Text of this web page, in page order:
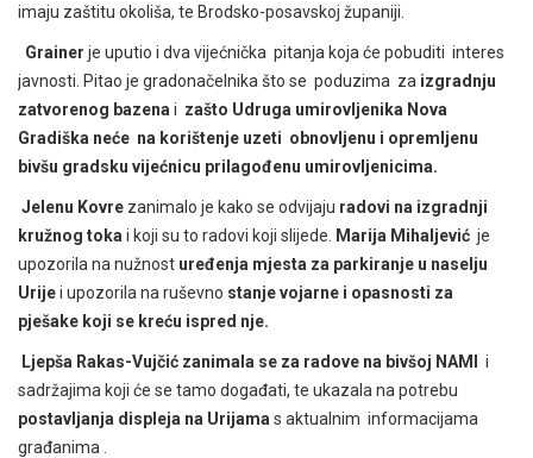
imaju zaštitu okoliša, te Brodsko-posavskoj županiji.
Grainer je uputio i dva vijećnička pitanja koja će pobuditi interes
javnosti. Pitao je gradonačelnika što se poduzima za izgradnju
zatvorenog bazena i zašto Udruga umirovljenika Nova
Gradiška neće na korištenje uzeti obnovljenu i opremljenu
bivšu gradsku vijećnicu prilagođenu umirovljenicima.
Jelenu Kovre zanimalo je kako se odvijaju radovi na izgradnji
kružnog toka i koji su to radovi koji slijede. Marija Mihaljević je
upozorila na nužnost uređenja mjesta za parkiranje u naselju
Urijei upozorila na ruševno stanje vojarne i opasnosti za
pješake koji se kreću ispred nje.
Ljepša Rakas-Vujčić zanimala se za radove na bivšoj NAMI i
sadržajima koji će se tamo događati, te ukazala na potrebu
postavljanja displeja na Urijama s aktualnim informacijama
građanima .